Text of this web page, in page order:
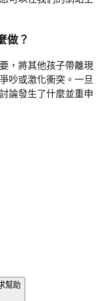
做？
，將其他孩子帶離現
吵或激化衝突。一旦
論發生了什麼並重申
幫助